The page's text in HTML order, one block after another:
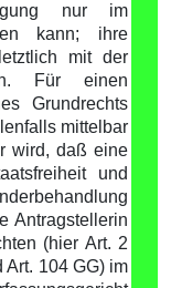
nur im
kann; ihre
mit der
Für einen
Grundrechts
mittelbar
wird, daß eine
und
Antragstellerin
(hier Art. 2
Art. 104 GG) im